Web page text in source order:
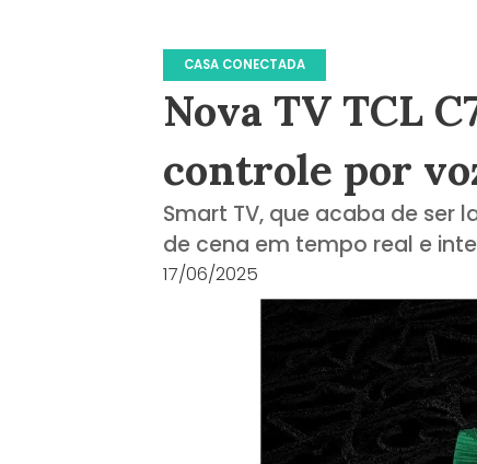
CASA CONECTADA
Nova TV TCL
controle por
Smart TV, que acaba de ser
de cena em tempo real e
17/06/2025